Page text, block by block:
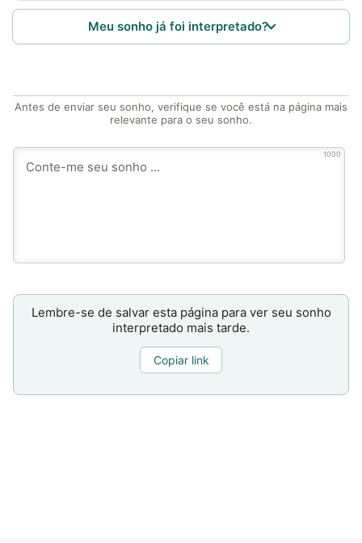
Meu sonho já foi interpretado?
Antes de enviar seu sonho, verifique se você está na página mais
relevante para o seu sonho.
1000
Lembre-se de salvar esta página para ver seu sonho
interpretado mais tarde.
Copiar link